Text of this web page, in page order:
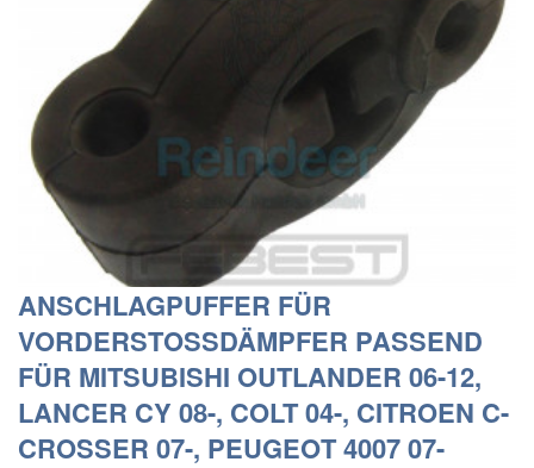
ANSCHLAGPUFFER FÜR
VORDERSTOSSDÄMPFER PASSEND F
ÜR MITSUBISHI OUTLANDER 06-12, L
ANCER CY 08-, COLT 04-, CITROEN C-C
ROSSER 07-, PEUGEOT 4007 07-